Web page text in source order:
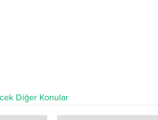
Diğer Konular